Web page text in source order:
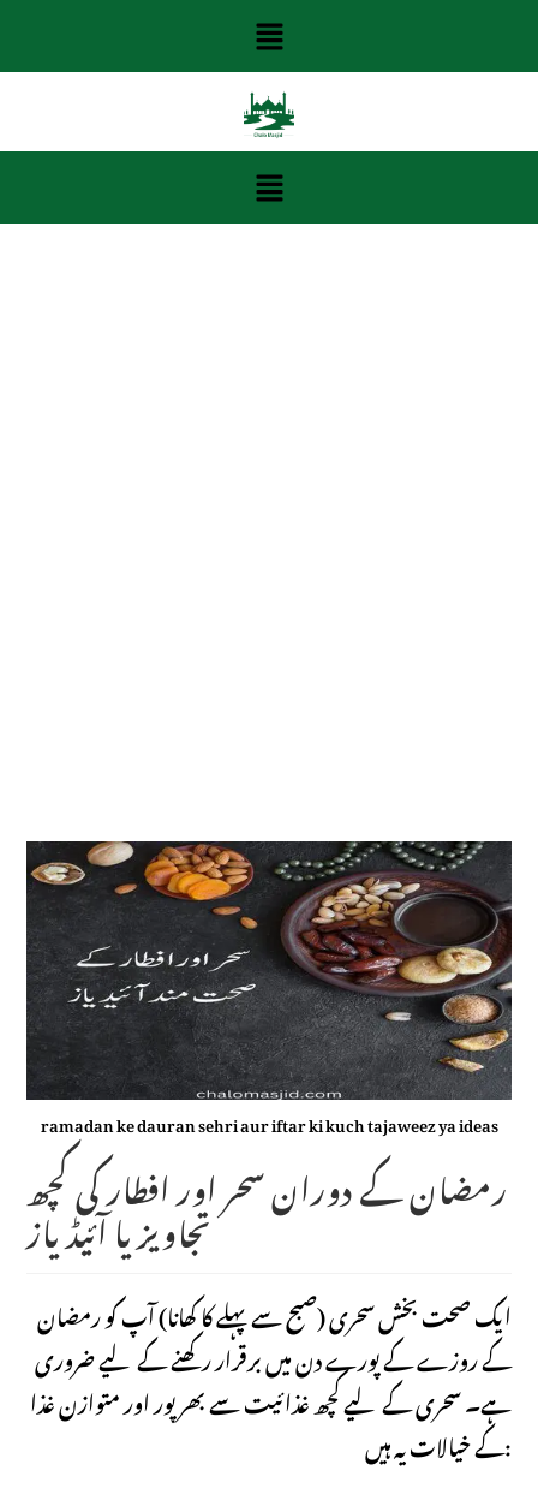
ramadan ke dauran sehri aur iftar ki kuch tajaweez ya ideas
رمضان کے دوران سحر اور افطار کی کچھ
تجاویز یا آئیڈیاز
ایک صحت بخش سحری (صبح سے پہلے کا کھانا) آپ کو رمضان
کے روزے کے پورے دن میں برقرار رکھنے کے لیے ضروری
ہے۔ سحری کے لیے کچھ غذائیت سے بھرپور اور متوازن غذا
کے خیالات یہ ہیں: